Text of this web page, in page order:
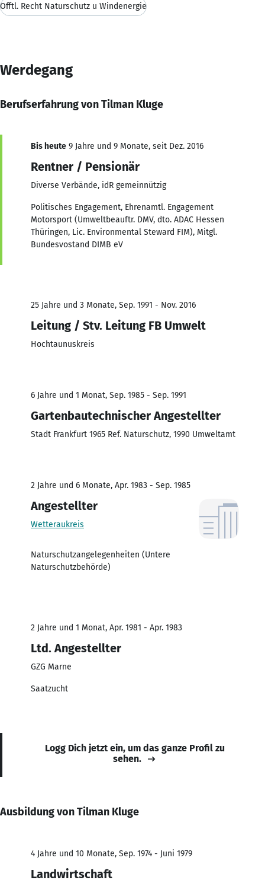
Öfftl. Recht Naturschutz u Windenergie
Werdegang
Berufserfahrung von Tilman Kluge
Bis heute 9 Jahre und 9 Monate, seit Dez. 2016
Rentner / Pensionär
Diverse Verbände, idR gemeinnützig
Politisches Engagement, Ehrenamtl. Engagement
Motorsport (Umweltbeauftr. DMV, dto. ADAC Hessen
Thüringen, Lic. Environmental Steward FIM), Mitgl.
Bundesvostand DIMB eV
25 Jahre und 3 Monate, Sep. 1991 - Nov. 2016
Leitung / Stv. Leitung FB Umwelt
Hochtaunuskreis
6 Jahre und 1 Monat, Sep. 1985 - Sep. 1991
Gartenbautechnischer Angestellter
Stadt Frankfurt 1965 Ref. Naturschutz, 1990 Umweltamt
2 Jahre und 6 Monate, Apr. 1983 - Sep. 1985
Angestellter
Wetteraukreis
Naturschutzangelegenheiten (Untere
Naturschutzbehörde)
2 Jahre und 1 Monat, Apr. 1981 - Apr. 1983
Ltd. Angestellter
GZG Marne
Saatzucht
Logg Dich jetzt ein, um das ganze Profil zu
sehen.
Ausbildung von Tilman Kluge
4 Jahre und 10 Monate, Sep. 1974 - Juni 1979
Landwirtschaft